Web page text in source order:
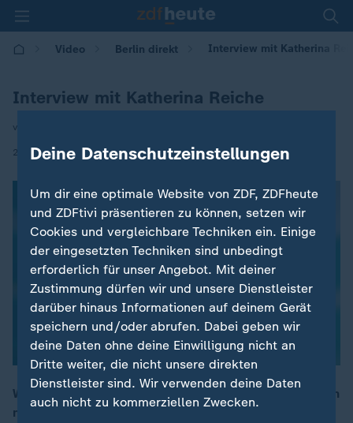
Video Berlin direkt Interview mit Katherina
Interview mit Katherina Reiche
von Wulf Schmiese
26.04.2026 | 19:10
Wirtschaftsministerin Katherina Reiche (CDU) gibt sich
nach dem Streit in der Koalition versöhnlich. "Streit in
Deine Datenschutzeinstellungen
Um dir eine optimale Website von ZDF, ZDFheute
und ZDFtivi präsentieren zu können, setzen wir
Cookies und vergleichbare Techniken ein. Einige
der eingesetzten Techniken sind unbedingt
erforderlich für unser Angebot. Mit deiner
Zustimmung dürfen wir und unsere Dienstleister
darüber hinaus Informationen auf deinem Gerät
speichern und/oder abrufen. Dabei geben wir
deine Daten ohne deine Einwilligung nicht an
Dritte weiter, die nicht unsere direkten
Dienstleister sind. Wir verwenden deine Daten
auch nicht zu kommerziellen Zwecken.